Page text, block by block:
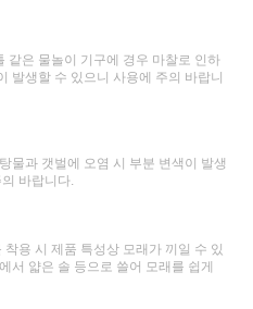
같은 물놀이 기구에 경우 마찰로 인하
발생할 수 있으니 사용에 주의 바랍니
물과 갯벌에 오염 시 부분 변색이 발생
바랍니다.
용 시 제품 특성상 모래가 끼일 수 있
서 얇은 솔 등으로 쓸어 모래를 쉽게